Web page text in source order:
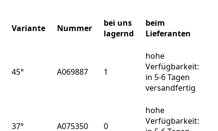
Variante Nummer
bei uns
lagernd
beim
Lieferanten
45° A069887 1
hohe
Verfügbarkeit:
in 5-6 Tagen
versandfertig
37° A075350 0
hohe
Verfügbarkeit: